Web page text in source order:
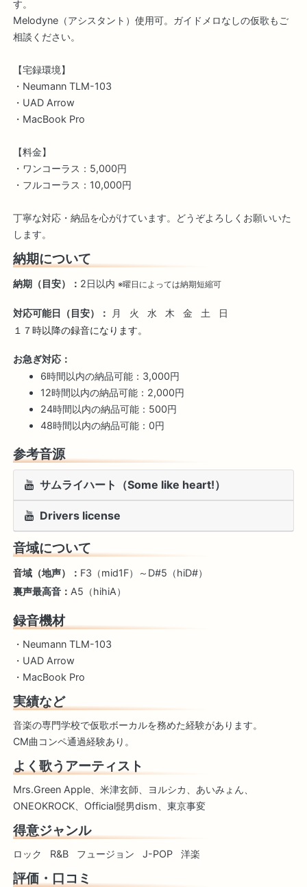
す。
Melodyne（アシスタント）使用可。ガイドメロなしの仮歌もご
相談ください。
【宅録環境】
・Neumann TLM-103
・UAD Arrow
・MacBook Pro
【料金】
・ワンコーラス：5,000円
・フルコーラス：10,000円
丁寧な対応・納品を心がけています。どうぞよろしくお願いいた
します。
納期について
納期（目安）： 2日以内 ※曜日によっては納期短縮可
対応可能日（目安）： 月 火 水 木 金 土
日
１７時以降の録音になります。
お急ぎ対応：
6時間以内の納品可能：3,000円
12時間以内の納品可能：2,000円
24時間以内の納品可能：500円
48時間以内の納品可能：0円
参考音源
サムライハート（Some like heart!）
Drivers license
音域について
音域（地声）： F3（mid1F）～D#5（hiD#）
裏声最高音： A5（hihiA）
録音機材
・Neumann TLM-103
・UAD Arrow
・MacBook Pro
実績など
音楽の専門学校で仮歌ボーカルを務めた経験があります。
CM曲コンペ通過経験あり。
よく歌うアーティスト
Mrs.Green Apple、米津玄師、ヨルシカ、あいみょん、
ONEOKROCK、Official髭男dism、東京事変
得意ジャンル
ロック R&B フュージョン J-POP 洋楽
評価・口コミ